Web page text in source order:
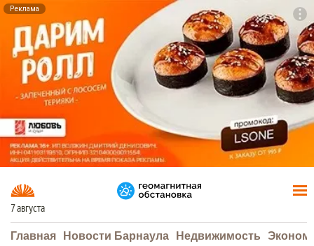
Реклама
7 августа
Главная Новости Барнаула Недвижимость